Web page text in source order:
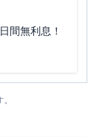
間無利息！